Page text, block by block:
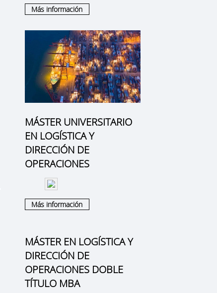
Más información
MÁSTER UNIVERSITARIO
EN LOGÍSTICA Y
DIRECCIÓN DE
OPERACIONES
Más información
MÁSTER EN LOGÍSTICA Y
DIRECCIÓN DE
OPERACIONES DOBLE
TÍTULO MBA